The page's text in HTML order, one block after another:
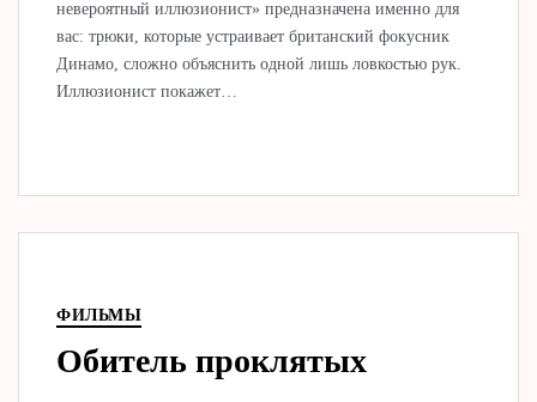
невероятный иллюзионист» предназначена именно для
вас: трюки, которые устраивает британский фокусник
Динамо, сложно объяснить одной лишь ловкостью рук.
Иллюзионист покажет…
ФИЛЬМЫ
Обитель проклятых